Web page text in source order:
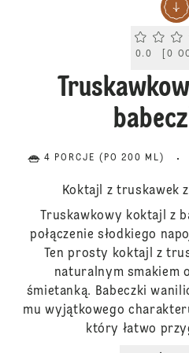
0.0 0
4 PORCJE (PO 200 ML)
Koktajl z truskawek
Truskawkowy koktajl z
połączenie słodkiego
Ten prosty koktajl z
naturalnym smakiem
śmietanką. Babeczki
mu wyjątkowego
który łatwo